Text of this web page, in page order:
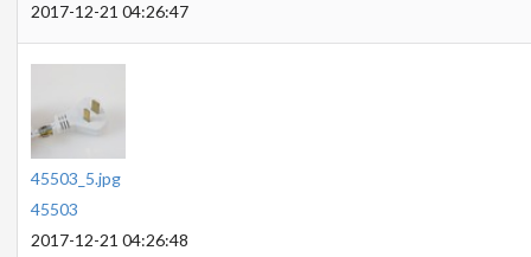
2017-12-21 04:26:47
45503_5.jpg
45503
2017-12-21 04:26:48